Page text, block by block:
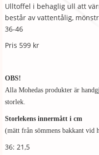
Ulltoffel i behaglig ull att
består av vattentålig,
36-46
Pris 599 kr
OBS!
Alla Mohedas produkter är
storlek.
Storlekens innermått i cm
(mätt från sömmens bakkant vid
36: 21,5